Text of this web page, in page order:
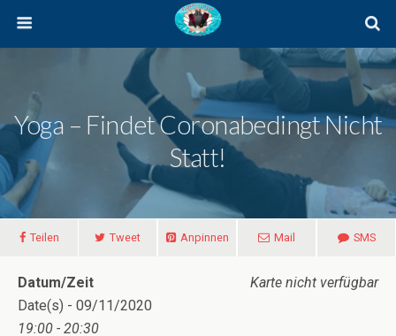
Yoga – Findet Coronabedingt Nicht
Statt!
Teilen Tweet Anpinnen Mail SMS
Karte nicht verfügbar
Datum/Zeit
Date(s) - 09/11/2020
19:00 - 20:30